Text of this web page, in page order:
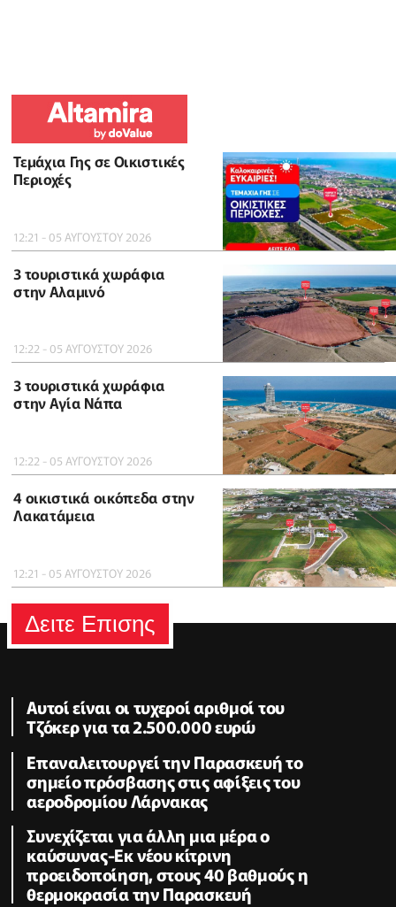
Τεμάχια Γης σε Οικιστικές
Περιοχές
12:21 - 05 ΑΥΓΟΥΣΤΟΥ 2026
3 τουριστικά χωράφια
στην Αλαμινό
12:22 - 05 ΑΥΓΟΥΣΤΟΥ 2026
3 τουριστικά χωράφια
στην Αγία Νάπα
12:22 - 05 ΑΥΓΟΥΣΤΟΥ 2026
4 οικιστικά οικόπεδα στην
Λακατάμεια
12:21 - 05 ΑΥΓΟΥΣΤΟΥ 2026
Δειτε Επισης
Αυτοί είναι οι τυχεροί αριθμοί του
Τζόκερ για τα 2.500.000 ευρώ
Επαναλειτουργεί την Παρασκευή το
σημείο πρόσβασης στις αφίξεις του
αεροδρομίου Λάρνακας
Συνεχίζεται για άλλη μια μέρα ο
καύσωνας-Εκ νέου κίτρινη
προειδοποίηση, στους 40 βαθμούς η
θερμοκρασία την Παρασκευή